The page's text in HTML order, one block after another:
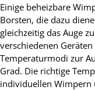
Einige beheizbare
Borsten, die dazu
gleichzeitig das Auge
verschiedenen
Temperaturmodi zur
Grad. Die richtige
individuellen Wimpern